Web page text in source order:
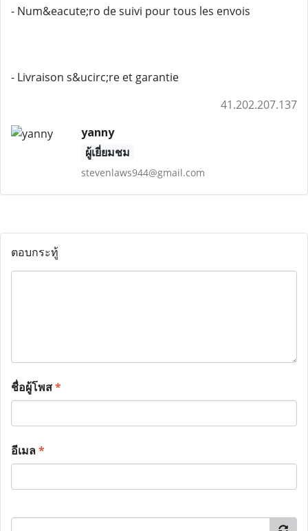
- Num&eacute;ro de suivi pour tous les envois
- Livraison s&ucirc;re et garantie
41.202.207.137
yanny
ผู้เยี่ยมชม
stevenlaws944@gmail.com
ตอบกระทู้
ชื่อผู้โพส*
อีเมล*